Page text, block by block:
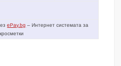
ePay.bg – Интернет системата за